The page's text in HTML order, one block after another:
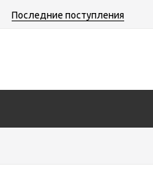
Последние поступления